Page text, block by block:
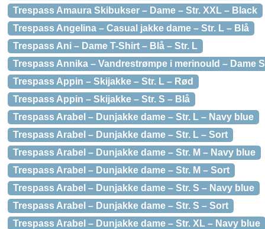
Trespass Amaura Skibukser – Dame – Str. XXL – Black
Trespass Angelina – Casual jakke dame – Str. L – Blå
Trespass Ani – Dame T-Shirt – Blå – Str. L
Trespass Annika – Vandrestrømpe i merinould – Dame
Trespass Appin – Skijakke – Str. L – Rød
Trespass Appin – Skijakke – Str. S – Blå
Trespass Arabel – Dunjakke dame – Str. L – Navy blue
Trespass Arabel – Dunjakke dame – Str. L – Sort
Trespass Arabel – Dunjakke dame – Str. M – Navy blue
Trespass Arabel – Dunjakke dame – Str. M – Sort
Trespass Arabel – Dunjakke dame – Str. S – Navy blue
Trespass Arabel – Dunjakke dame – Str. S – Sort
Trespass Arabel – Dunjakke dame – Str. XL – Navy blue